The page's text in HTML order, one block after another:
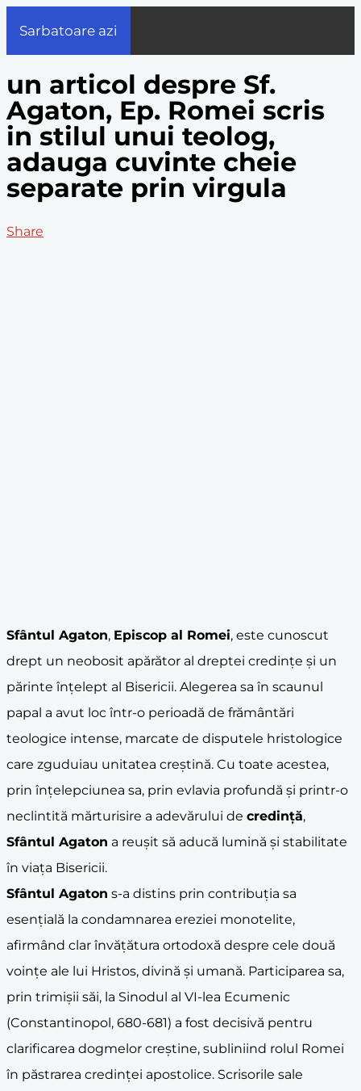
Sarbatoare azi
un articol despre Sf.
Agaton, Ep. Romei scris
in stilul unui teolog,
adauga cuvinte cheie
separate prin virgula
Share
Sfântul Agaton, Episcop al Romei, este cunoscut
drept un neobosit apărător al dreptei credințe și un
părinte înțelept al Bisericii. Alegerea sa în scaunul
papal a avut loc într-o perioadă de frământări
teologice intense, marcate de disputele hristologice
care zguduiau unitatea creștină. Cu toate acestea,
prin înțelepciunea sa, prin evlavia profundă și printr-o
neclintită mărturisire a adevărului de credință,
Sfântul Agaton a reușit să aducă lumină și stabilitate
în viața Bisericii.
Sfântul Agaton s-a distins prin contribuția sa
esențială la condamnarea ereziei monotelite,
afirmând clar învățătura ortodoxă despre cele două
voințe ale lui Hristos, divină și umană. Participarea sa,
prin trimișii săi, la Sinodul al VI-lea Ecumenic
(Constantinopol, 680-681) a fost decisivă pentru
clarificarea dogmelor creștine, subliniind rolul Romei
în păstrarea credinței apostolice. Scrisorile sale